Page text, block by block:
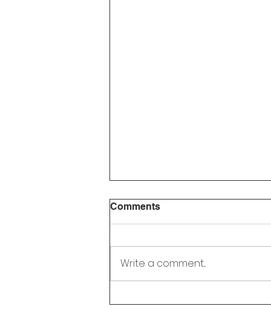
Comments
Write a comment...